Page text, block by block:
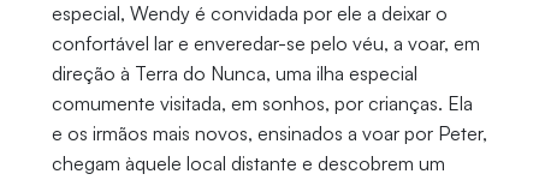
especial, Wendy é convidada por ele a deixar o
confortável lar e enveredar-se pelo véu, a voar, em
direção à Terra do Nunca, uma ilha especial
comumente visitada, em sonhos, por crianças. Ela
e os irmãos mais novos, ensinados a voar por Peter,
chegam àquele local distante e descobrem um